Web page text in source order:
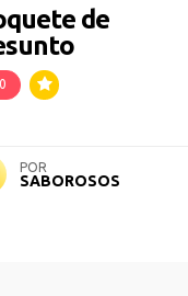
de
0
POR
SABOROSOS